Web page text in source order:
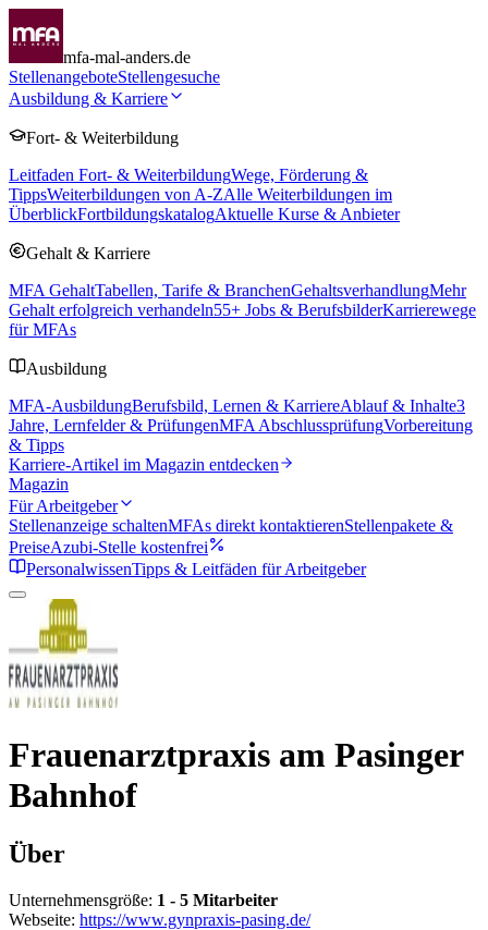
mfa-mal-anders.de
StellenangeboteStellengesuche
Ausbildung & Karriere
Fort- & Weiterbildung
Leitfaden Fort- & WeiterbildungWege, Förderung &
TippsWeiterbildungen von A-ZAlle Weiterbildungen im
ÜberblickFortbildungskatalogAktuelle Kurse & Anbieter
Gehalt & Karriere
MFA GehaltTabellen, Tarife & BranchenGehaltsverhandlungMehr
Gehalt erfolgreich verhandeln55+ Jobs & BerufsbilderKarrierewege
für MFAs
Ausbildung
MFA-AusbildungBerufsbild, Lernen & KarriereAblauf & Inhalte3
Jahre, Lernfelder & PrüfungenMFA AbschlussprüfungVorbereitung
& Tipps
Karriere-Artikel im Magazin entdecken
Magazin
Für Arbeitgeber
Stellenanzeige schaltenMFAs direkt kontaktierenStellenpakete &
PreiseAzubi-Stelle kostenfrei
PersonalwissenTipps & Leitfäden für Arbeitgeber
Frauenarztpraxis am Pasinger
Bahnhof
Über
Unternehmensgröße: 1 - 5 Mitarbeiter
Webseite: https://www.gynpraxis-pasing.de/